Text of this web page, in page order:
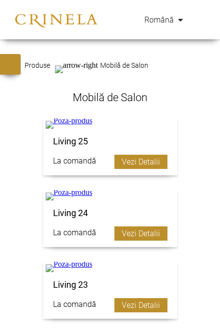
Română
Produse Mobilă de Salon
Mobilă de Salon
Living 25
La comandă Vezi Detalii
Living 24
La comandă Vezi Detalii
Living 23
La comandă Vezi Detalii